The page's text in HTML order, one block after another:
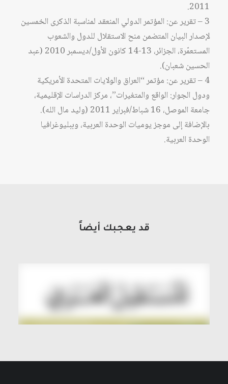
2011.
3 – تقرير عن: المؤتمر الدولي المنعقد لمناسبة الذكرى الخمسين
لإصدار البيان المتضمن منح الاستقلال للدول والشعوب
المستعمّرة، الجزائر، 13-14 كانون الأول/ديسمبر 2010 (عبد
الحسين شعبان).
4 – تقرير عن: مؤتمر “العراق والولايات المتحدة الأمريكية
ودول الجوار: الواقع والمتغيرات”، مركز الدراسات الإقليمية،
جامعة الموصل، 16 شباط/فبراير 2011 (وليد مال الله).
بالإضافة إلى موجز يوميات الوحدة العربية، وببليوغرافيا
الوحدة العربية.
قد يعجبك أيضاً